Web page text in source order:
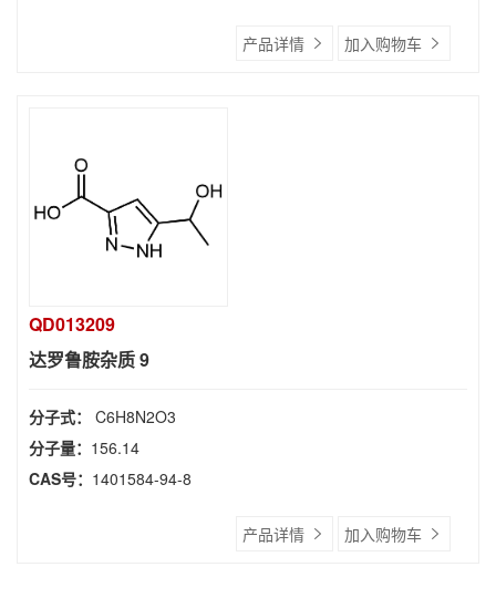
产品详情 加入购物车
QD013209
达罗鲁胺杂质 9
分子式： C6H8N2O3
分子量： 156.14
CAS号： 1401584-94-8
产品详情 加入购物车